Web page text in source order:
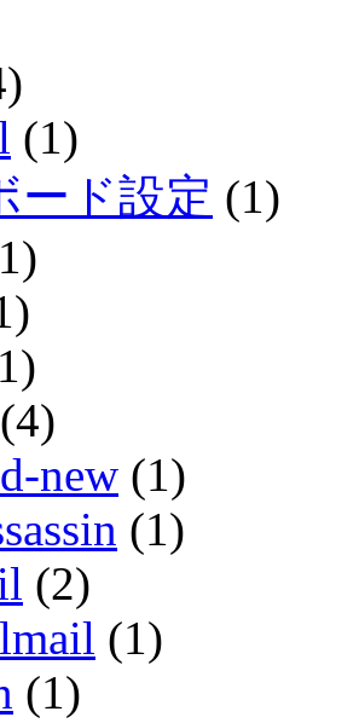
(1)
ード設定 (1)
(4)
new (1)
(1)
(2)
(1)
(1)